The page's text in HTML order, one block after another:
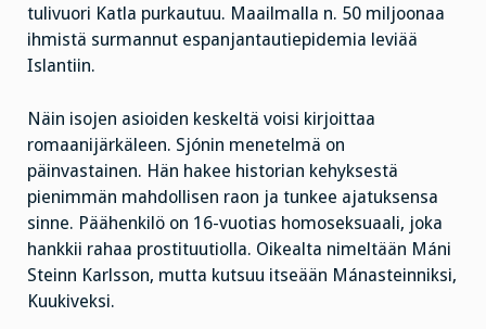
tulivuori Katla purkautuu. Maailmalla n. 50 miljoonaa
ihmistä surmannut espanjantautiepidemia leviää
Islantiin.
Näin isojen asioiden keskeltä voisi kirjoittaa
romaanijärkäleen. Sjónin menetelmä on
päinvastainen. Hän hakee historian kehyksestä
pienimmän mahdollisen raon ja tunkee ajatuksensa
sinne. Päähenkilö on 16-vuotias homoseksuaali, joka
hankkii rahaa prostituutiolla. Oikealta nimeltään Máni
Steinn Karlsson, mutta kutsuu itseään Mánasteinniksi,
Kuukiveksi.